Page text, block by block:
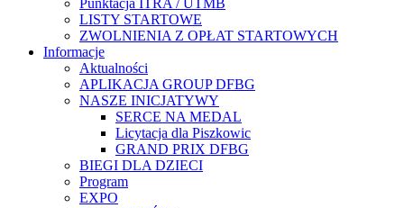
Punktacja ITRA / UTMB
LISTY STARTOWE
ZWOLNIENIA Z OPŁAT STARTOWYCH
Informacje
Aktualności
APLIKACJA GROUP DFBG
NASZE INICJATYWY
SERCE NA MEDAL
Licytacja dla Piszkowic
GRAND PRIX DFBG
BIEGI DLA DZIECI
Program
EXPO